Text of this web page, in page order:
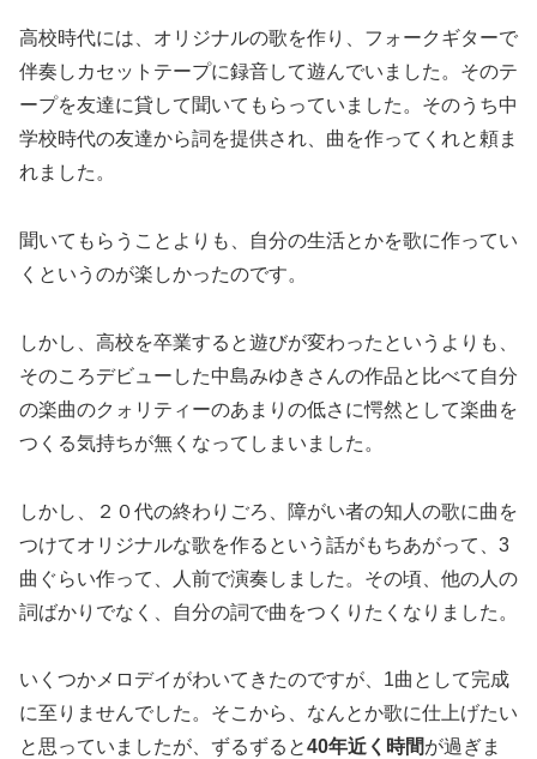
高校時代には、オリジナルの歌を作り、フォークギターで
伴奏しカセットテープに録音して遊んでいました。そのテ
ープを友達に貸して聞いてもらっていました。そのうち中
学校時代の友達から詞を提供され、曲を作ってくれと頼ま
れました。
聞いてもらうことよりも、自分の生活とかを歌に作ってい
くというのが楽しかったのです。
しかし、高校を卒業すると遊びが変わったというよりも、
そのころデビューした中島みゆきさんの作品と比べて自分
の楽曲のクォリティーのあまりの低さに愕然として楽曲を
つくる気持ちが無くなってしまいました。
しかし、２０代の終わりごろ、障がい者の知人の歌に曲を
つけてオリジナルな歌を作るという話がもちあがって、3
曲ぐらい作って、人前で演奏しました。その頃、他の人の
詞ばかりでなく、自分の詞で曲をつくりたくなりました。
いくつかメロデイがわいてきたのですが、1曲として完成
に至りませんでした。そこから、なんとか歌に仕上げたい
と思っていましたが、ずるずると40年近く時間が過ぎま